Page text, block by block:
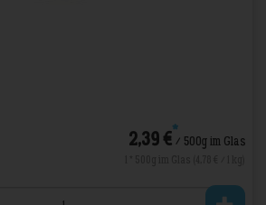
2,39 €*/ 500g im Glas